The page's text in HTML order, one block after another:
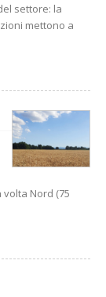
settore: la
mettono a
Nord (75